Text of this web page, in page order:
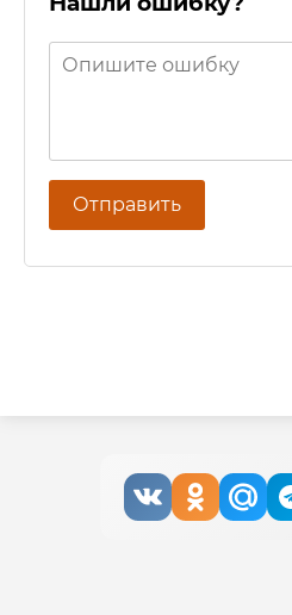
Отправить